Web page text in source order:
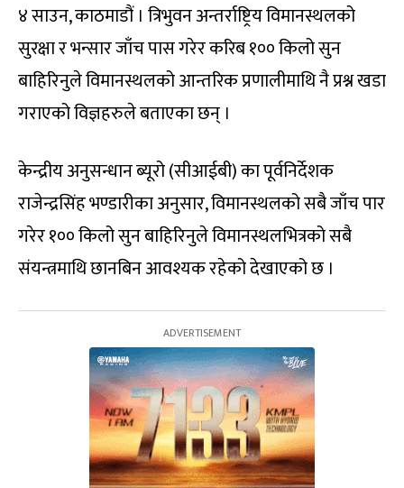
४ साउन, काठमाडौं । त्रिभुवन अन्तर्राष्ट्रिय विमानस्थलको
सुरक्षा र भन्सार जाँच पास गरेर करिब १०० किलो सुन
बाहिरिनुले विमानस्थलको आन्तरिक प्रणालीमाथि नै प्रश्न खडा
गराएको विज्ञहरुले बताएका छन् ।
केन्द्रीय अनुसन्धान ब्यूरो (सीआईबी) का पूर्वनिर्देशक
राजेन्द्रसिंह भण्डारीका अनुसार, विमानस्थलको सबै जाँच पार
गरेर १०० किलो सुन बाहिरिनुले विमानस्थलभित्रको सबै
संयन्त्रमाथि छानबिन आवश्यक रहेको देखाएको छ ।